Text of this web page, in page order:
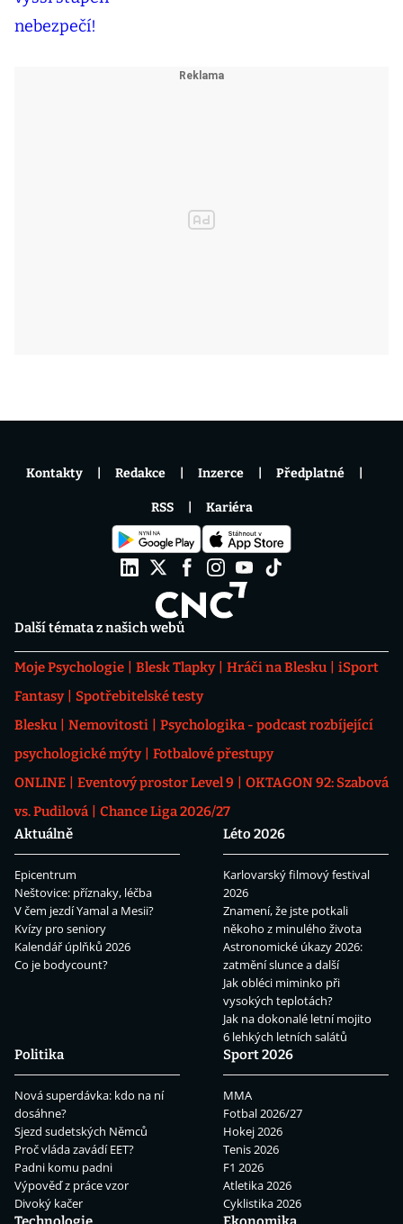
Další témata z našich webů
Moje Psychologie Blesk Tlapky Hráči na Blesku
iSport
Fantasy
Spotřebitelské testy
Blesku
Nemovitosti
Psychologika - podcast rozbíjející
psychologické mýty
Fotbalové přestupy
ONLINE
Eventový prostor Level 9
OKTAGON 92: Szabová
vs. Pudilová
Chance Liga 2026/27
Aktuálně
Epicentrum
Neštovice: příznaky, léčba
V čem jezdí Yamal a Mesii?
Kvízy pro seniory
Kalendář úplňků 2026
Co je bodycount?
Léto 2026
Karlovarský filmový festival
2026
Znamení, že jste potkali
někoho z minulého života
Astronomické úkazy 2026:
zatmění slunce a další
Jak obléci miminko při
vysokých teplotách?
Jak na dokonalé letní mojito
6 lehkých letních salátů
Politika
Nová superdávka: kdo na ní
dosáhne?
Sjezd sudetských Němců
Proč vláda zavádí EET?
Padni komu padni
Výpověď z práce vzor
Divoký kačer
Sport 2026
MMA
Fotbal 2026/27
Hokej 2026
Tenis 2026
F1 2026
Atletika 2026
Cyklistika 2026
Kontakty Redakce Inzerce Předplatné
RSS Kariéra